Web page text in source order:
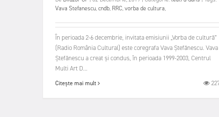
Vava Stefanescu,cndb, RRC,vorba de cultura,
În perioada 2-6 decembrie, invitata emisiunii „Vorba de cultură”
(Radio România Cultural) este coregrafa Vava Ștefănescu. Vava
Ştefănescu a creat și condus, în perioada 1999-2003, Centrul
Multi Art D...
Citește mai mult